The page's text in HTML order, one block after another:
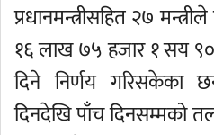
प्रधानमन्त्रीसहित २७
१६ लाख ७५ हजार १ सय ९०
दिने निर्णय गरिसकेका
दिनदेखि पाँच दिनसम्मको